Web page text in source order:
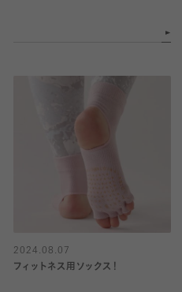
2024.08.07
フィットネス用ソックス！